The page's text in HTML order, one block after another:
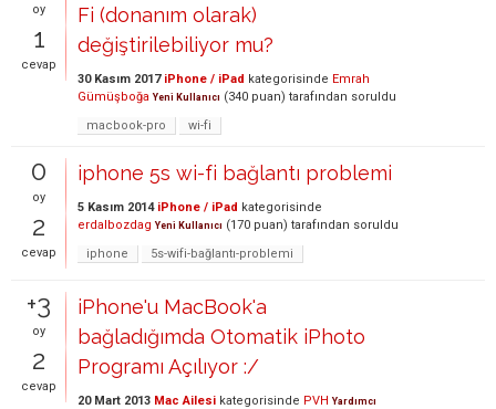
oy
1
cevap
Fi (donanım olarak)
değiştirilebiliyor mu?
30 Kasım 2017 iPhone / iPad kategorisinde Emrah
Gümüşboğa Yeni Kullanıcı (340 puan) tarafından soruldu
macbook-pro
wi-fi
0
oy
2
cevap
iphone 5s wi-fi bağlantı problemi
5 Kasım 2014 iPhone / iPad kategorisinde
erdalbozdag Yeni Kullanıcı (170 puan) tarafından soruldu
iphone
5s-wifi-bağlantı-problemi
+3
oy
2
cevap
iPhone'u MacBook'a
bağladığımda Otomatik iPhoto
Programı Açılıyor :/
20 Mart 2013 Mac Ailesi kategorisinde PVH Yardımcı